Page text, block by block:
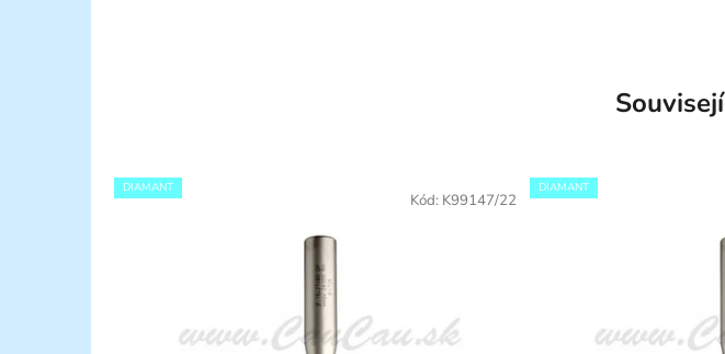
DIAMANT
Kód: K99147/22
DIAMANT